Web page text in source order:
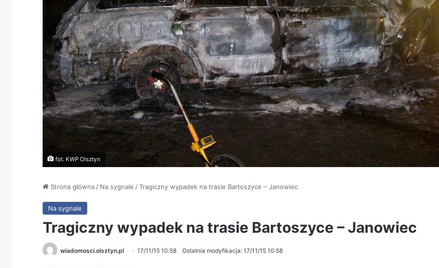
fot. KWP Olsztyn
Strona główna / Na sygnale /Tragiczny wypadek na trasie Bartoszyce – Janowiec
Na sygnale
Tragiczny wypadek na trasie Bartoszyce – Janowiec
wiadomosci.olsztyn.pl 17/11/15 10:58 Ostatnia modyfikacja: 17/11/15 10:58